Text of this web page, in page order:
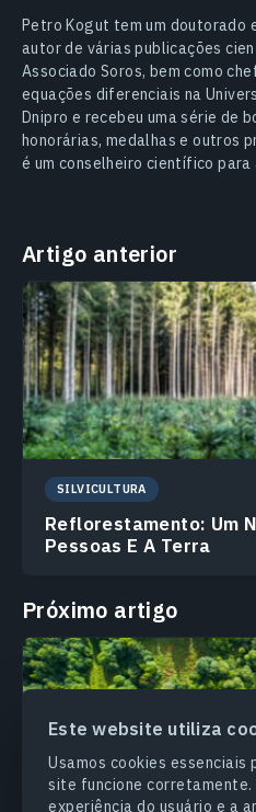
Este website utiliza
Usamos cookies essenciais
site funcione corretamente.
experiência do usuário e a
Petro Kogut tem um doutorado
autor de várias publicações
Associado Soros, bem como
equações diferenciais na
Dnipro e recebeu uma série de
honorárias, medalhas e outros
é um conselheiro científico para
Artigo anterior
SILVICULTURA
Reflorestamento: Um
Pessoas E A Terra
Próximo artigo